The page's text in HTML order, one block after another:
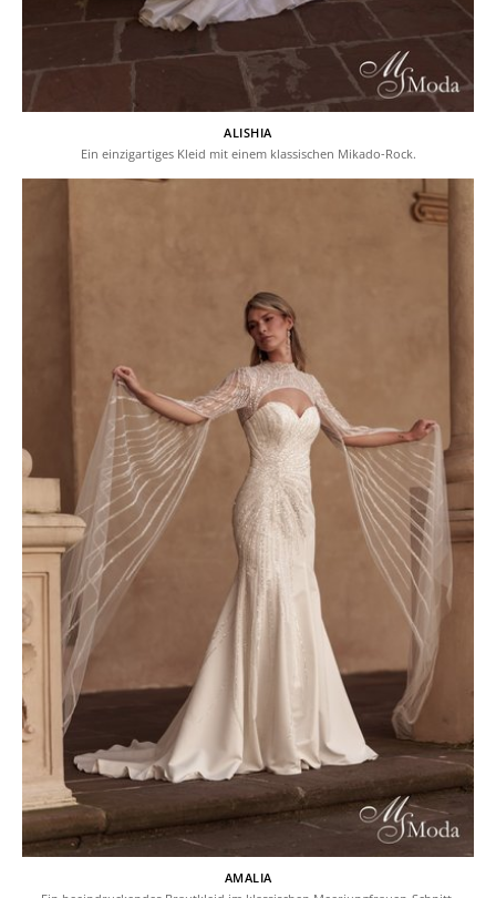
ALISHIA
Ein einzigartiges Kleid mit einem klassischen Mikado-Rock.
AMALIA